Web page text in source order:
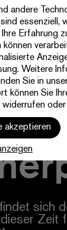
sich
Zeit
andere
essenziell,
Erfahrung
Weitere
Sie in
können Sie
oder
akzeptieren